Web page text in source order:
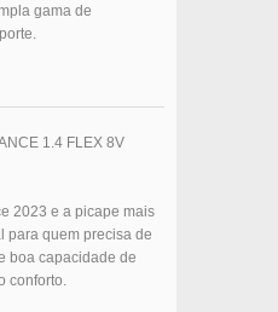
gama de
1.4 FLEX 8V
2023 e a picape mais
para quem precisa de
boa capacidade de
conforto.